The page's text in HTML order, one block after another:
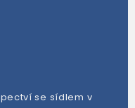
se sídlem v